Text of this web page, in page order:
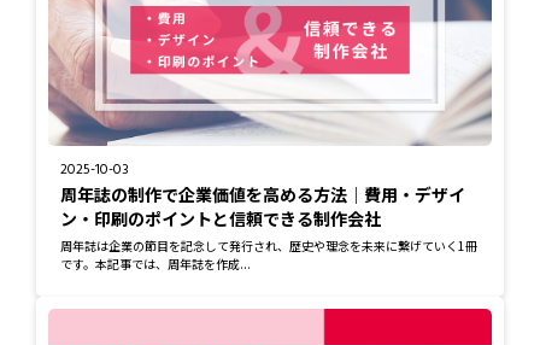
2025-10-03
周年誌の制作で企業価値を高める方法｜費用・デザイ
ン・印刷のポイントと信頼できる制作会社
周年誌は企業の節目を記念して発行され、歴史や理念を未来に繋げていく1冊
です。本記事では、周年誌を作成...